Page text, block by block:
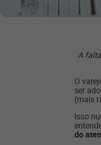
A
O
ser
(mais
Isso
do